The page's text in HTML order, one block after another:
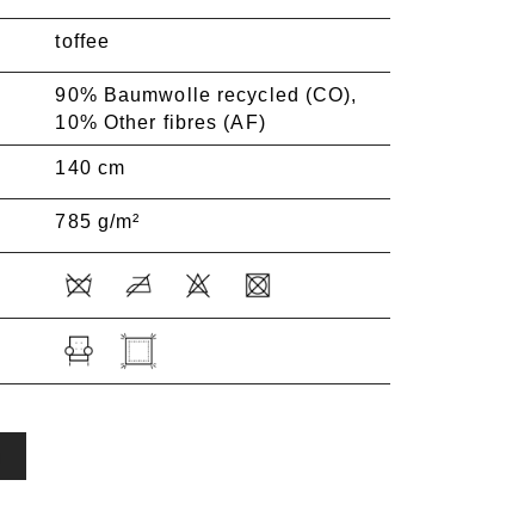
toffee
90% Baumwolle recycled (CO),
10% Other fibres (AF)
140 cm
785 g/m²